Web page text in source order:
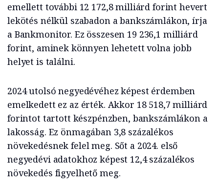
emellett további 12 172,8 milliárd forint hevert
lekötés nélkül szabadon a bankszámlákon, írja
a Bankmonitor. Ez összesen 19 236,1 milliárd
forint, aminek könnyen lehetett volna jobb
helyet is találni.
2024 utolsó negyedévéhez képest érdemben
emelkedett ez az érték. Akkor 18 518,7 milliárd
forintot tartott készpénzben, bankszámlákon a
lakosság. Ez önmagában 3,8 százalékos
növekedésnek felel meg. Sőt a 2024. első
negyedévi adatokhoz képest 12,4 százalékos
növekedés figyelhető meg.